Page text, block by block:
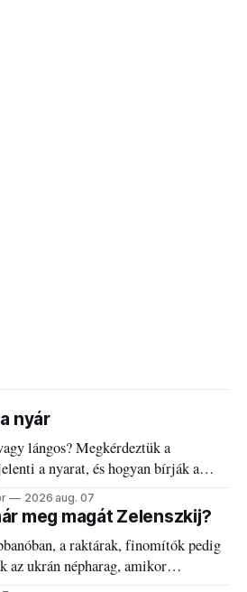
nyár
lángos? Megkérdeztük a
a nyarat, és hogyan bírják a
2026 aug. 07
meg magát Zelenszkij?
a raktárak, finomítók pedig
az ukrán népharag, amikor